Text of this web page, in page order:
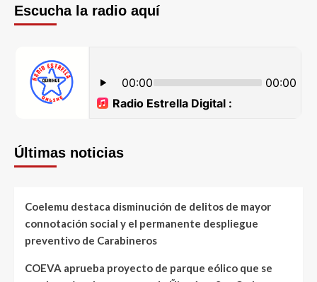
Escucha la radio aquí
Últimas noticias
Coelemu destaca disminución de delitos de mayor
connotación social y el permanente despliegue
preventivo de Carabineros
COEVA aprueba proyecto de parque eólico que se